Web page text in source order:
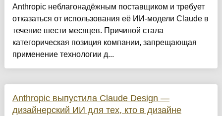
Anthropic неблагонадёжным поставщиком и требует
отказаться от использования её ИИ-модели Claude в
течение шести месяцев. Причиной стала
категорическая позиция компании, запрещающая
применение технологии д...
Anthropic выпустила Claude Design —
дизайнерский ИИ для тех, кто в дизайне